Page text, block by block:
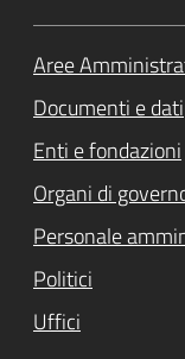
Aree
Documenti e dati
Enti e fondazioni
Organi di
Personale
Politici
Uffici